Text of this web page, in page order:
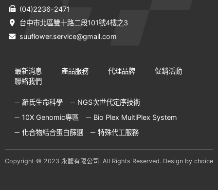
(04)2236-2471
台中市北區雙十路二段101號4樓之3
suuflower.service@gmail.com
最新消息 產品服務 代理品牌
促銷活動
聯絡我們
羅氏生命科學
NGS次世代定序技術
10X Genomic專區
Bio Plex MultiPlex System
化合物結合蛋白篩選
特殊代工服務
Copyright © 2023 永馥有限公司. All Rights Reserved. Design by choice